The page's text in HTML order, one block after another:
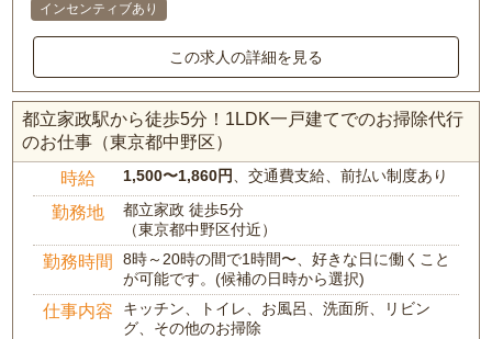
インセンティブあり
この求人の詳細を見る
都立家政駅から徒歩5分！1LDK一戸建てでのお掃除代行
のお仕事（東京都中野区）
時給 1,500〜1,860円、交通費支給、前払い制度あり
勤務地
都立家政 徒歩5分
（東京都中野区付近）
勤務時間
8時～20時の間で1時間〜、好きな日に働くこと
が可能です。(候補の日時から選択)
仕事内容
キッチン、トイレ、お風呂、洗面所、リビン
グ、その他のお掃除